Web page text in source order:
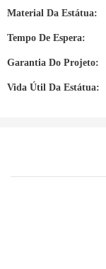
Material Da Estátua:
Tempo De Espera:
Garantia Do Projeto:
Vida Útil Da Estátua: